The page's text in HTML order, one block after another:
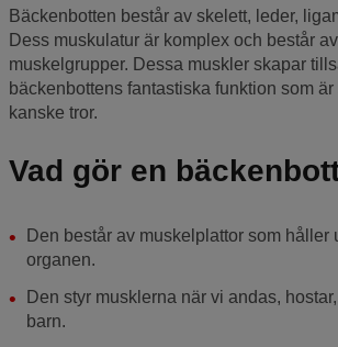
Bäckenbotten består av skelett, leder,
Dess muskulatur är komplex och består
muskelgrupper. Dessa muskler skapar
bäckenbottens fantastiska funktion som är
kanske tror.
Vad gör en
Den består av muskelplattor som håller
organen.
Den styr musklerna när vi andas,
barn.